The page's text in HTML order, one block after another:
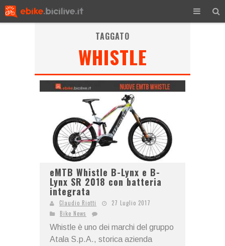
TAGGATO
WHISTLE
eMTB Whistle B-Lynx e B-
Lynx SR 2018 con batteria
integrata
Claudio Riotti
27 Luglio 2017
Bike News
Whistle è uno dei marchi del gruppo
Atala S.p.A., storica azienda